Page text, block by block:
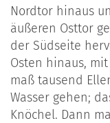
Nordtor hinaus
äußeren Osttor
der Südseite
Osten hinaus,
maß tausend
Wasser gehen;
Knöchel. Dann